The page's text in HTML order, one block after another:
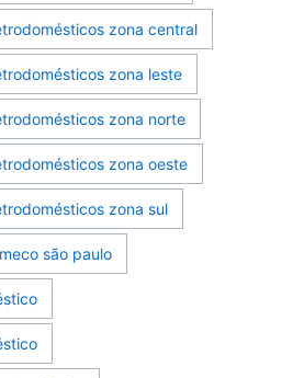
zona central
zona leste
zona norte
zona oeste
zona sul
são paulo